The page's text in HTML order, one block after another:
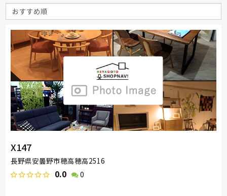
X147
長野県安曇野市穂高穂高2516
0.0 0